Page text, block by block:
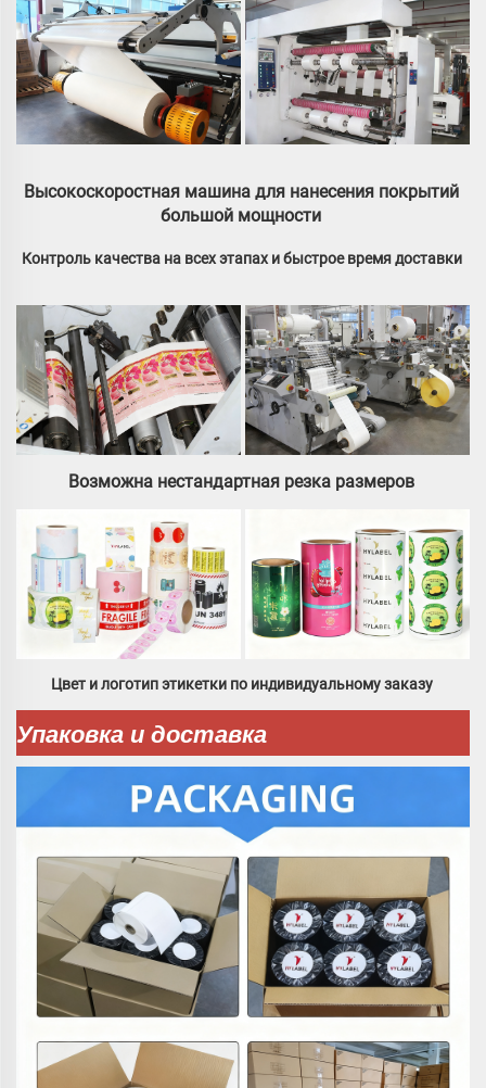
Высокоскоростная машина для нанесения покрытий
большой мощности
Контроль качества на всех этапах и быстрое время доставки
Возможна нестандартная резка размеров
Цвет и логотип этикетки по индивидуальному заказу
Упаковка и доставка